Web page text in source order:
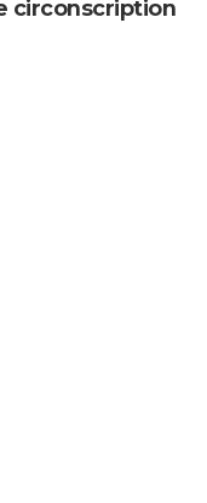
circonscription